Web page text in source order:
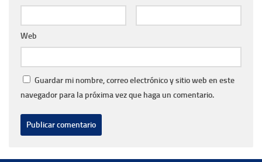
Web
Guardar mi nombre, correo electrónico y sitio web en este
navegador para la próxima vez que haga un comentario.